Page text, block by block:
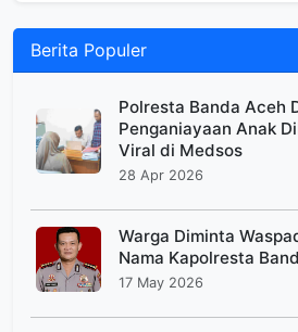
Berita Populer
Polresta Banda Aceh
Penganiayaan Anak
Viral di Medsos
28 Apr 2026
Warga Diminta
Nama Kapolresta
17 May 2026